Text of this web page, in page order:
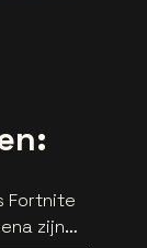
Fortnite
zijn